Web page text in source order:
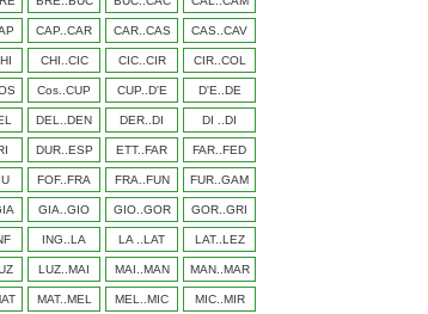
CAP..CAR CAR..CAS CAS..CAV
CHI..CIC CIC..CIR CIR..COL
Cos..CUP CUP..D'E D'E..DE
DEL..DEN DER..DI DI ..DI
DUR..ESP ETT..FAR FAR..FED
FOF..FRA FRA..FUN FUR..GAM
GIA..GIO GIO..GOR GOR..GRI
ING..LA LA ..LAT LAT..LEZ
LUZ..MAI MAI..MAN MAN..MAR
MAT..MEL MEL..MIC MIC..MIR